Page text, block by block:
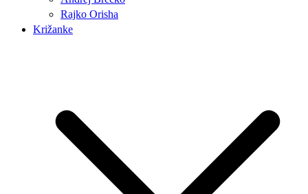
Rajko Orisha
Križanke